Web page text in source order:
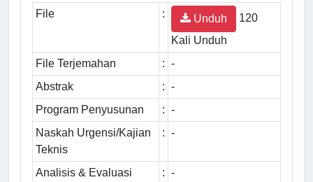
File : Unduh
120
Kali Unduh
File Terjemahan
: -
Abstrak
: -
Program Penyusunan
: -
Naskah Urgensi/Kajian
Teknis
: -
Analisis & Evaluasi : -